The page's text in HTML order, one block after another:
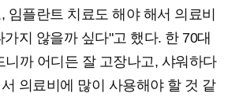
임플란트 치료도 해야 해서 의료비
지 않을까 싶다"고 했다. 한 70대
니까 어디든 잘 고장나고, 샤워하다
의료비에 많이 사용해야 할 것 같